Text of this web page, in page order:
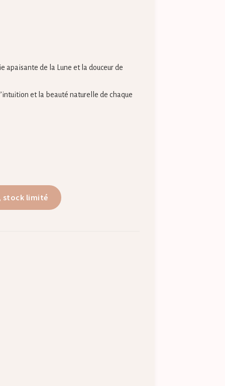
apaisante de la Lune et la douceur de
et la beauté naturelle de chaque
stock limité